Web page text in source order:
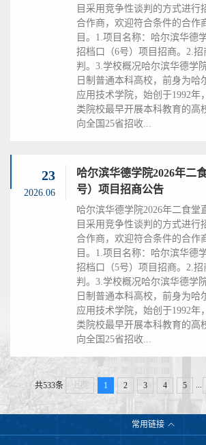
目采用竞争性谈判的方式进行
合作商，欢迎符合条件的合作
目。1.项目名称：哈尔滨华德
招档口（6号）项目招商。2.
判。3.学校概况哈尔滨华德学
日制普通本科高校，前身为哈
应用技术学院，始创于1992年
类院校最早开展本科教育的高
向全国25省招收...
23
2026.06
哈尔滨华德学院2026年二
号）项目招商公告
哈尔滨华德学院2026年二食堂
目采用竞争性谈判的方式进行
合作商，欢迎符合条件的合作
目。1.项目名称：哈尔滨华德
招档口（5号）项目招商。2.
判。3.学校概况哈尔滨华德学
日制普通本科高校，前身为哈
应用技术学院，始创于1992年
类院校最早开展本科教育的高
向全国25省招收...
共533条 上页 1 2 3 4 5
常用链接